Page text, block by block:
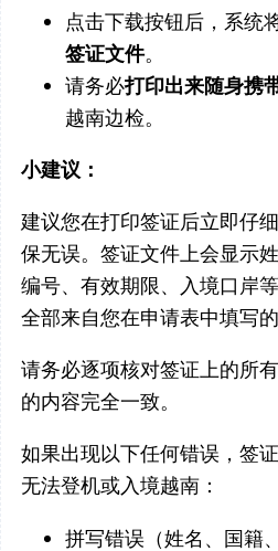
点击下载按钮后，系统
签证文件。
请务必打印出来随身携
越南边检。
小建议：
建议您在打印签证后立即仔
保无误。签证文件上会显示
编号、有效期限、入境口岸
全部来自您在申请表中填写的
请务必逐项核对签证上的所
的内容完全一致。
如果出现以下任何错误，签
无法登机或入境越南：
拼写错误（姓名、国籍